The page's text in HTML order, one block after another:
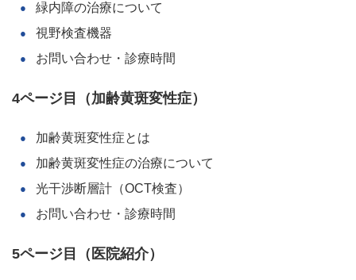
緑内障の治療について
視野検査機器
お問い合わせ・診療時間
4ページ目（加齢黄斑変性症）
加齢黄斑変性症とは
加齢黄斑変性症の治療について
光干渉断層計（OCT検査）
お問い合わせ・診療時間
5ページ目（医院紹介）